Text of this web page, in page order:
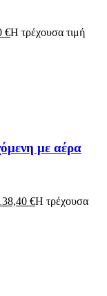
€Η τρέχουσα τιμή
με αέρα
€Η τρέχουσα